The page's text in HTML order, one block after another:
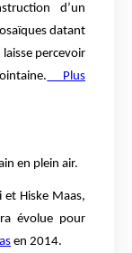
d’un
datant
percevoir
Plus
en plein air.
et Hiske Maas,
évolue pour
en 2014.